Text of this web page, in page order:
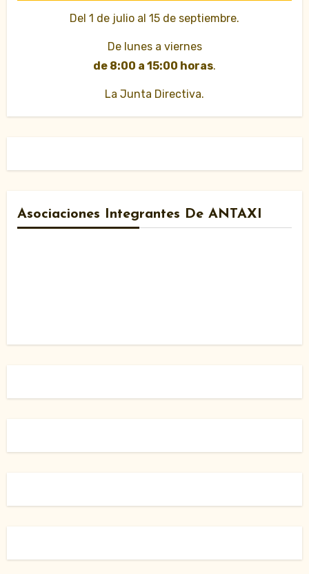
Del 1 de julio al 15 de septiembre.
De lunes a viernes
de 8:00 a 15:00 horas.
La Junta Directiva.
Asociaciones Integrantes De ANTAXI